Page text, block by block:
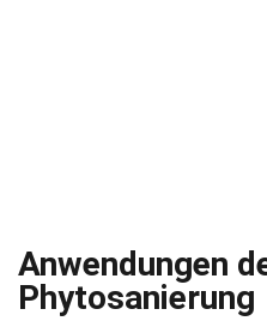
Anwendungen
Phytosanierung